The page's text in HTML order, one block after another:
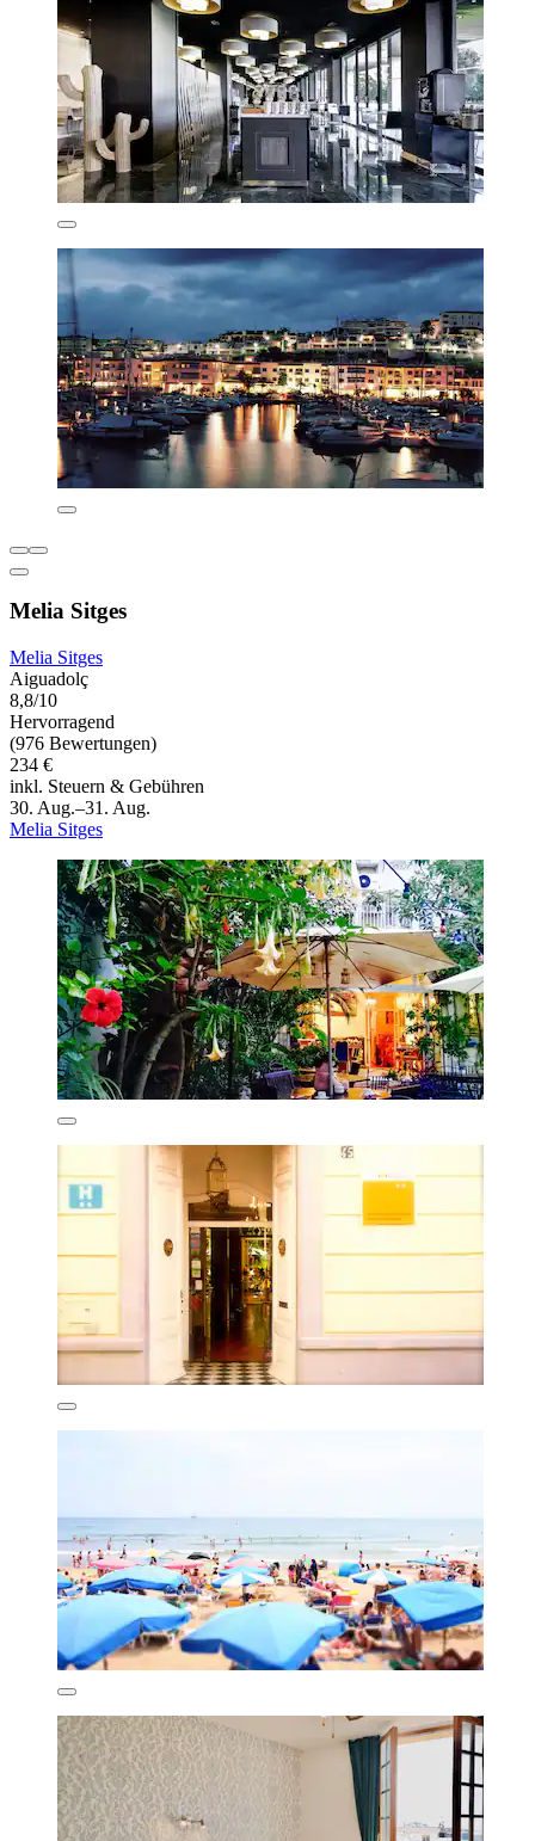
Melia Sitges
Melia Sitges
Aiguadolç
8,8/10
Hervorragend
(976 Bewertungen)
234 €
inkl. Steuern & Gebühren
30. Aug.–31. Aug.
Melia Sitges